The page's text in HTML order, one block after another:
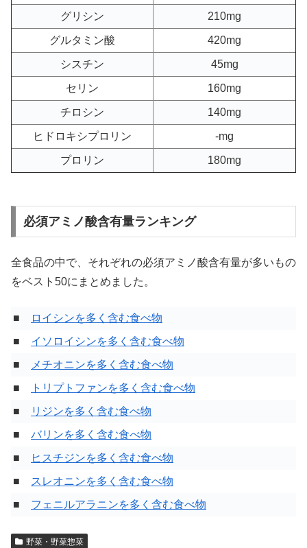
グリシン 210mg
グルタミン酸 420mg
シスチン 45mg
セリン 160mg
チロシン 140mg
ヒドロキシプロリン -mg
プロリン 180mg
必須アミノ酸含有量ランキング
全食品の中で、それぞれの必須アミノ酸含有量が多いもの
をベスト50にまとめました。
■
ロイシンを多く含む食べ物
■ イソロイシンを多く含む食べ物
■
メチオニンを多く含む食べ物
■
トリプトファンを多く含む食べ物
■
リジンを多く含む食べ物
■ バリンを多く含む食べ物
■
ヒスチジンを多く含む食べ物
■
スレオニンを多く含む食べ物
■ フェニルアラニンを多く含む食べ物
野菜・野菜惣菜